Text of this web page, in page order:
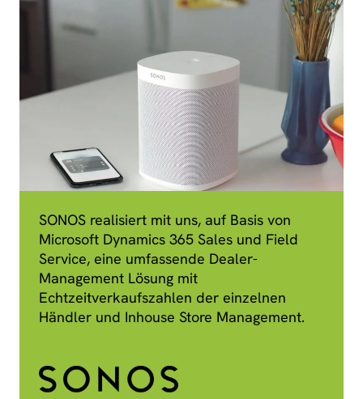
SONOS realisiert mit uns, auf Basis von
Microsoft Dynamics 365 Sales und Field
Service, eine umfassende Dealer-
Management Lösung mit
Echtzeitverkaufszahlen der einzelnen
Händler und Inhouse Store Management.